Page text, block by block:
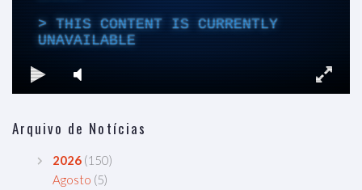
Arquivo de Notícias
2026 (150)
Agosto (5)